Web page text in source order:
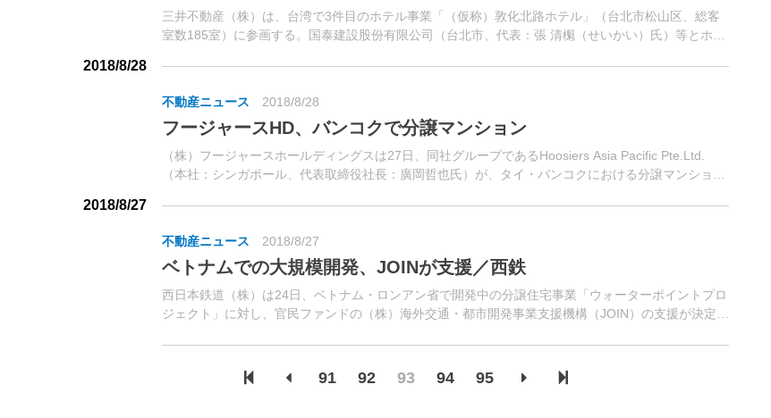
三井不動産（株）は、台湾で3件目のホテル事業「（仮称）敦化北路ホテル」（台北市松山区、総客
室数185室）に参画する。国泰建設股份有限公司（台北市、代表：張 清櫆（せいかい）氏）等とホテ
2018/8/28
不動産ニュース 2018/8/28
フージャースHD、バンコクで分譲マンション
（株）フージャースホールディングスは27日、同社グループであるHoosiers Asia Pacific Pte.Ltd.
（本社：シンガポール、代表取締役社長：廣岡哲也氏）が、タイ・バンコクにおける分譲マンション
2018/8/27
不動産ニュース 2018/8/27
ベトナムでの大規模開発、JOINが支援／西鉄
西日本鉄道（株）は24日、ベトナム・ロンアン省で開発中の分譲住宅事業「ウォーターポイントプロ
ジェクト」に対し、官民ファンドの（株）海外交通・都市開発事業支援機構（JOIN）の支援が決定し
91 92 93 94 95